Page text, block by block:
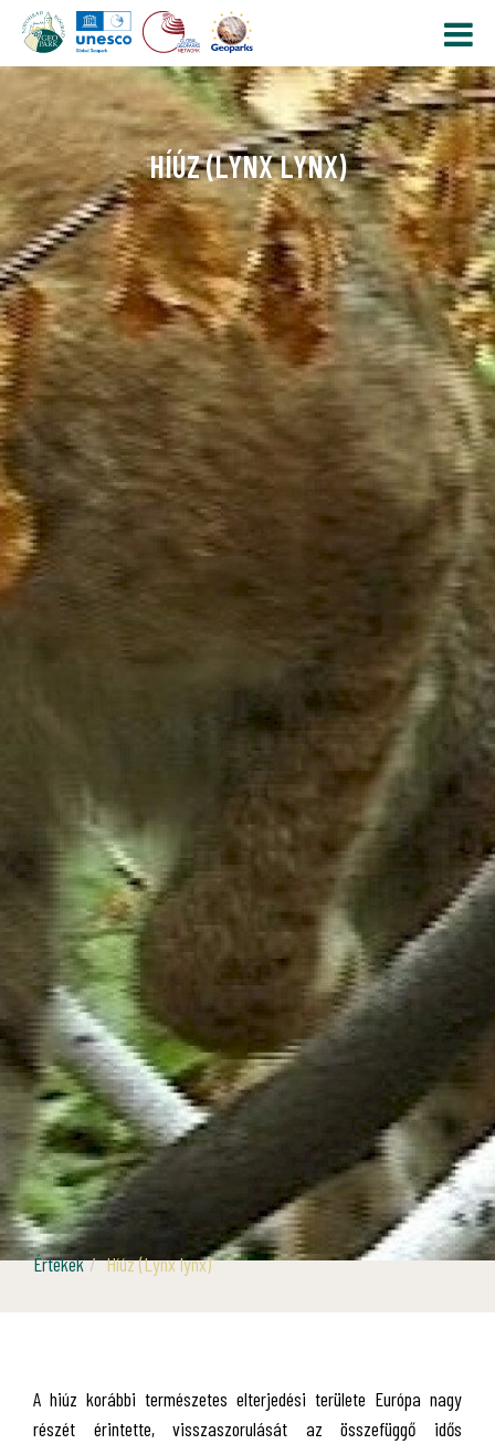
HÍÚZ (LYNX LYNX)
Értékek Híúz (Lynx lynx)
A hiúz korábbi természetes elterjedési területe Európa nagy
részét érintette, visszaszorulását az összefüggő idős